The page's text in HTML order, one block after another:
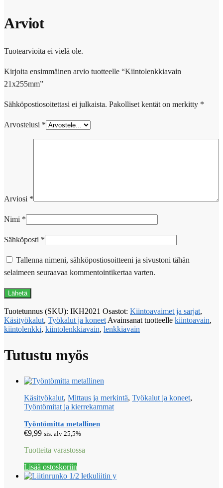
Arviot
Tuotearvioita ei vielä ole.
Kirjoita ensimmäinen arvio tuotteelle “Kiintolenkkiavain
21x255mm”
Sähköpostiosoitettasi ei julkaista. Pakolliset kentät on merkitty *
Arvostelusi *
Arviosi *
Nimi *
Sähköposti *
Tallenna nimeni, sähköpostiosoitteeni ja sivustoni tähän
selaimeen seuraavaa kommentointikertaa varten.
Tuotetunnus (SKU): IKH2021 Osastot: Kiintoavaimet ja sarjat,
Käsityökalut, Työkalut ja koneet Avainsanat tuotteelle kiintoavain,
kiintolenkki, kiintolenkkiavain, lenkkiavain
Tutustu myös
Käsityökalut, Mittaus ja merkintä, Työkalut ja koneet,
Työntömitat ja kierrekammat
Työntömitta metallinen
€9,99 sis. alv 25,5%
Tuotteita varastossa
Lisää ostoskoriin